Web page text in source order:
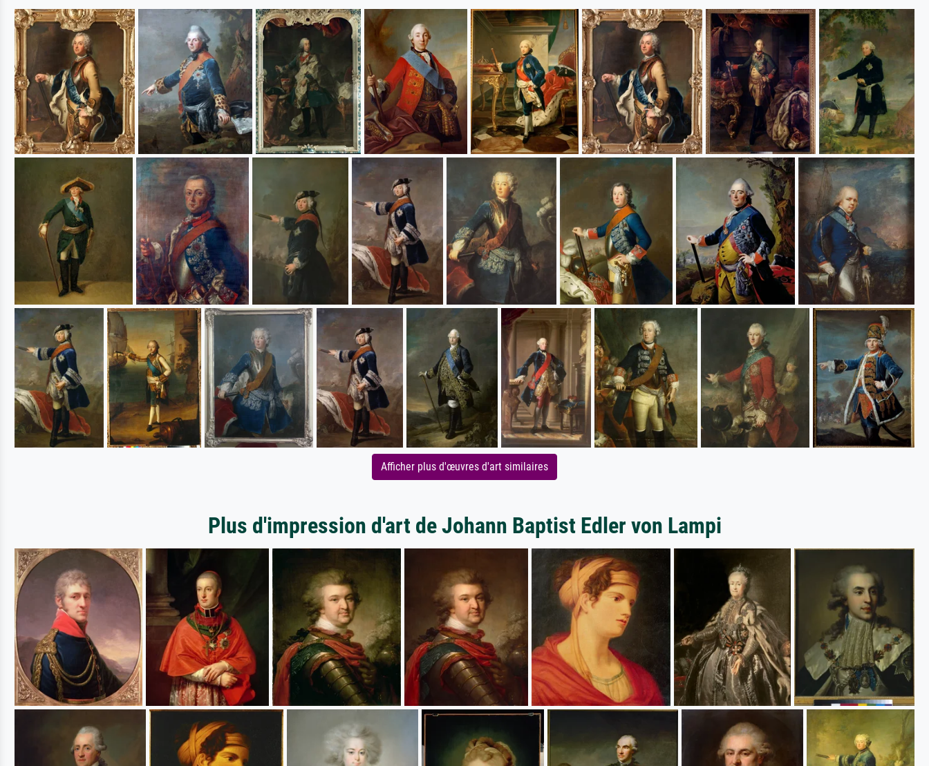
Afficher plus d'œuvres d'art similaires
Plus d'impression d'art de Johann Baptist Edler von Lampi